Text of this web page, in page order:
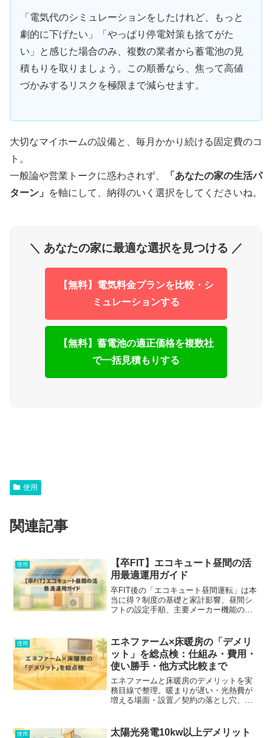
「電気代のシミュレーションをしたけれど、もっと
劇的に下げたい」「やっぱり停電対策も捨てがた
い」と感じた場合のみ、複数の業者から蓄電池の見
積もりを取りましょう。この順番なら、焦って高値
づかみするリスクを極限まで減らせます。
大切なマイホームの設備と、毎月かかり続ける固定費のコ
ト。
一般論や営業トークに惑わされず、
「あなたの家の生活パ
ターン」
を軸にして、納得のいく選択をしてくださいね。
＼ あなたの家に最適な選択を見つける ／
【無料】電気料金プランを比較・シ
ミュレーションする
【無料】蓄電池の適正価格を複数社
で一括見積もりする
使用
関連記事
使用
【卒FIT】エコキュート昼間の活
用最適運用ガイド
卒FIT後の「エコキュート昼間運転」は本
当に得？制度の基礎と家計影響、昼間シ
フトの設定手順、主要メーカー機能の違
使用
エネファーム×床暖房の「デメリ
ット」を総点検：仕組み・費用・
使い勝手・他方式比較まで
エネファームと床暖房のデメリットを実
務目線で整理。暖まりが遅い・光熱費が
増える場面・設置／契約の落とし穴、そ
使用
太陽光発電10kw以上デメリット